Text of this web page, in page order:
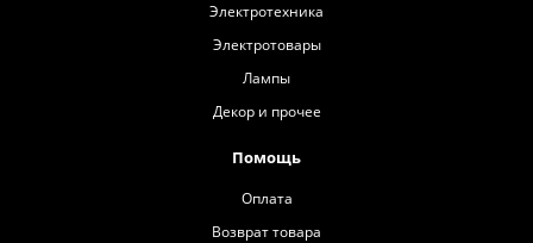
Электротехника
Электротовары
Лампы
Декор и прочее
Помощь
Оплата
Возврат товара